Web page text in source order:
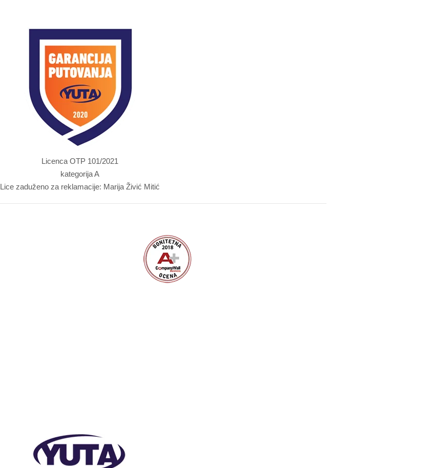
Licenca OTP 101/2021
kategorija A
Lice zaduženo za reklamacije: Marija Živić Mitić